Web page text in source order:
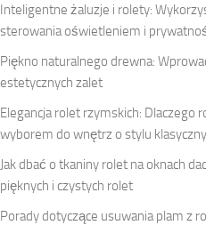
Inteligentne żaluzje i rolety:
sterowania oświetleniem i
Piękno naturalnego drewna:
estetycznych zalet
Elegancja rolet rzymskich: Dlaczego
wyborem do wnętrz o stylu
Jak dbać o tkaniny rolet na oknach
pięknych i czystych rolet
Porady dotyczące usuwania plam z